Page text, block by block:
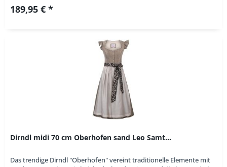
189,95 € *
Dirndl midi 70 cm Oberhofen sand Leo Samt...
Das trendige Dirndl "Oberhofen" vereint traditionelle Elemente mit